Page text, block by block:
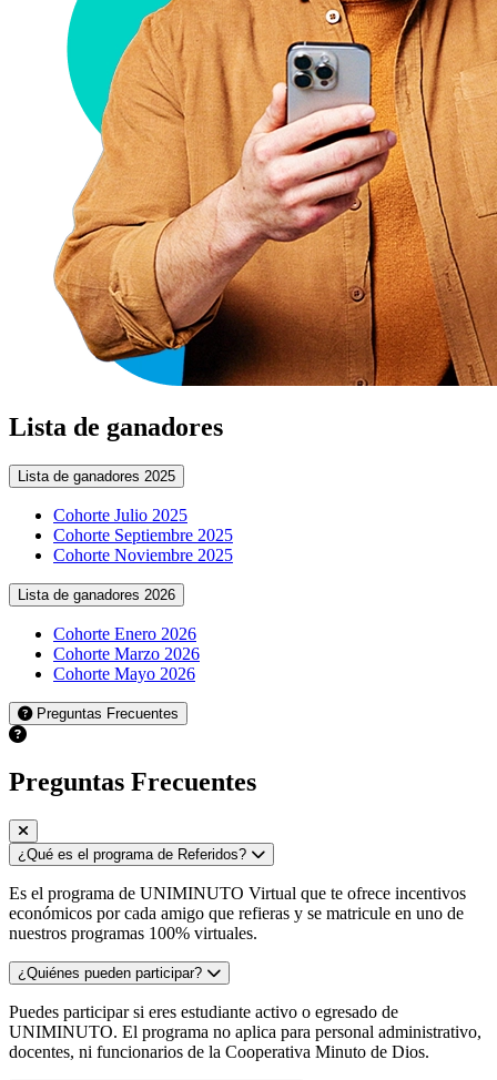
Lista de ganadores
Lista de ganadores 2025
Cohorte Julio 2025
Cohorte Septiembre 2025
Cohorte Noviembre 2025
Lista de ganadores 2026
Cohorte Enero 2026
Cohorte Marzo 2026
Cohorte Mayo 2026
Preguntas Frecuentes
Preguntas Frecuentes
¿Qué es el programa de Referidos?
Es el programa de UNIMINUTO Virtual que te ofrece incentivos
económicos por cada amigo que refieras y se matricule en uno de
nuestros programas 100% virtuales.
¿Quiénes pueden participar?
Puedes participar si eres estudiante activo o egresado de
UNIMINUTO. El programa no aplica para personal administrativo,
docentes, ni funcionarios de la Cooperativa Minuto de Dios.